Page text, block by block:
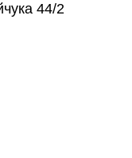
44/2